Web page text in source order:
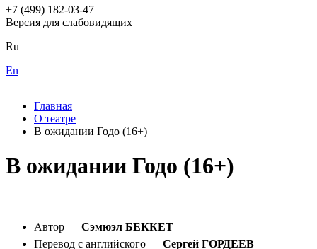
+7 (499) 182-03-47
Версия для слабовидящих
Ru
En
Главная
О театре
В ожидании Годо (16+)
В ожидании Годо (16+)
Автор — Сэмюэл БЕККЕТ
Перевод с английского — Сергей ГОРДЕЕВ